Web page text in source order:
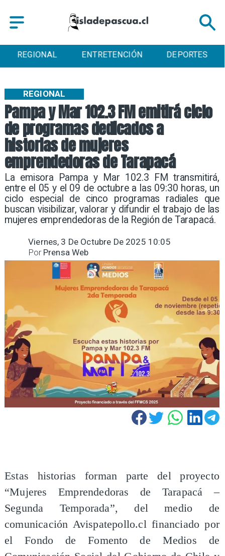
ENTRETENCIÓN DEPORTES
Pampa y Mar 102.3 FM emitirá ciclo
de programas dedicados a
historias de mujeres
emprendedoras de Tarapacá
​​La emisora Pampa y Mar 102.3 FM transmitirá,
entre el 05 y el 09 de octubre a las 09:30 horas, un
ciclo especial de cinco programas radiales que
buscan visibilizar, valorar y difundir el trabajo de las
mujeres emprendedoras de la Región de Tarapacá.
REGIONAL
Viernes, 3 De Octubre De 2025 10:05
Prensa Web
Por
Estas historias forman parte del proyecto
“Mujeres Emprendedoras de Tarapacá –
Segunda Temporada”, del medio de
comunicación Avispatepollo.cl financiado por
el Fondo de Fomento de Medios de